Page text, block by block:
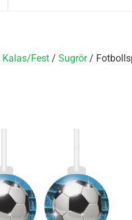
Kalas/Fest / Sugrör/